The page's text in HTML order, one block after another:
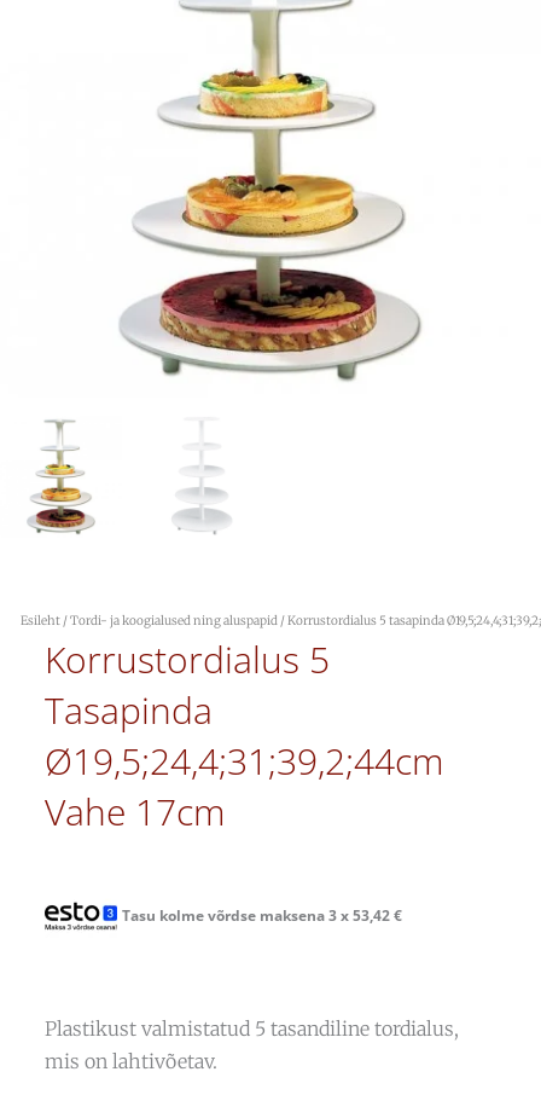
Esileht /Tordi- ja koogialused ning aluspapid / Korrustordialus 5 tasapinda
Korrustordialus 5
Tasapinda
Ø19,5;24,4;31;39,2;44cm
Vahe 17cm
Tasu kolme võrdse maksena 3 x53,42€
Plastikust valmistatud 5 tasandiline tordialus,
mis on lahtivõetav.